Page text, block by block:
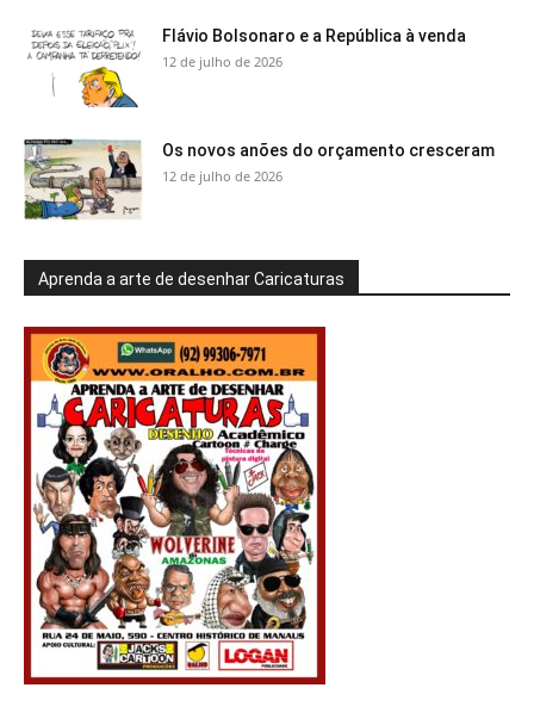
Flávio Bolsonaro e a República à venda
12 de julho de 2026
Os novos anões do orçamento cresceram
12 de julho de 2026
Aprenda a arte de desenhar Caricaturas